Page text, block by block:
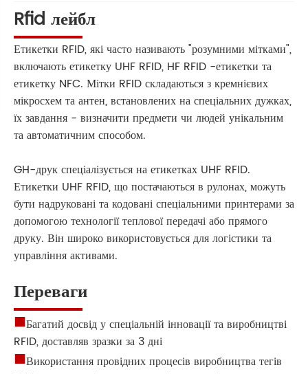
Rfid лейбл
Етикетки RFID, які часто називають "розумними мітками",
включають етикетку UHF RFID, HF RFID -етикетки та
етикетку NFC. Мітки RFID складаються з кремнієвих
мікросхем та антен, встановлених на спеціальних дужках,
їх завдання - визначити предмети чи людей унікальним
та автоматичним способом.
GH-друк спеціалізується на етикетках UHF RFID.
Етикетки UHF RFID, що постачаються в рулонах, можуть
бути надруковані та кодовані спеціальними принтерами за
допомогою технології теплової передачі або прямого
друку. Він широко використовується для логістики та
управління активами.
Переваги
■Багатий досвід у спеціальній інновації та виробництві
RFID, доставляв зразки за 3 дні
■Використання провідних процесів виробництва тегів